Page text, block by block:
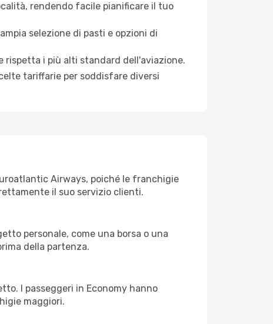
rendendo facile pianificare il tuo
selezione di pasti e opzioni di
rispetta i più alti standard dell'aviazione.
tariffarie per soddisfare diversi
Airways, poiché le franchigie
il suo servizio clienti.
personale, come una borsa o una
della partenza.
I passeggeri in Economy hanno
maggiori.